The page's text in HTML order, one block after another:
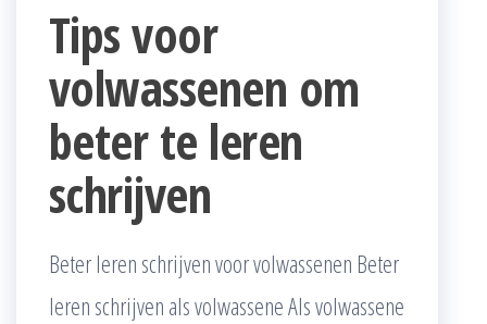
Tips voor
volwassenen om
beter te leren
schrijven
Beter leren schrijven voor volwassenen Beter
leren schrijven als volwassene Als volwassene